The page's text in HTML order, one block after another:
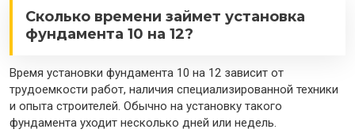
Сколько времени займет установка
фундамента 10 на 12?
Время установки фундамента 10 на 12 зависит от
трудоемкости работ, наличия специализированной техники
и опыта строителей. Обычно на установку такого
фундамента уходит несколько дней или недель.